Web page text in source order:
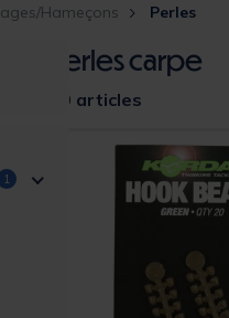
Hameçons Perles
1
Perles carpe
20 articles